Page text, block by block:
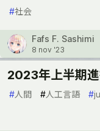
#社会
Fafs F. Sashimi
8 nov '23
2023年上半期
#人間 #人工言語 #